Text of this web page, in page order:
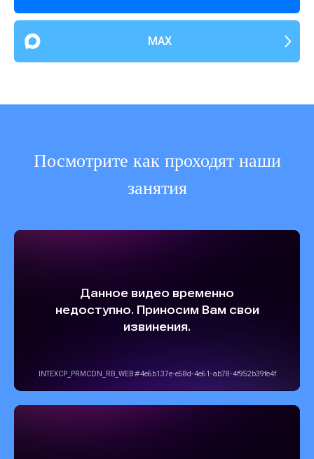
MAX
Посмотрите как проходят наши
занятия